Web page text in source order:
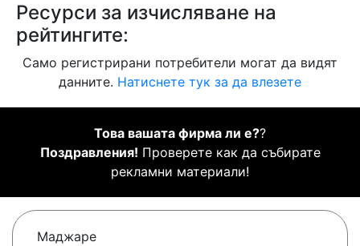
Ресурси за изчисляване на
рейтингите:
Само регистрирани потребители могат да видят
данните. Натиснете тук за да влезете
Това вашата фирма ли е??
Поздравления! Проверете как да събирате
рекламни материали!
Маджаре